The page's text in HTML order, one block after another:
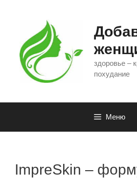
содержимому
здоровье –
похудание
Меню
ImpreSkin –